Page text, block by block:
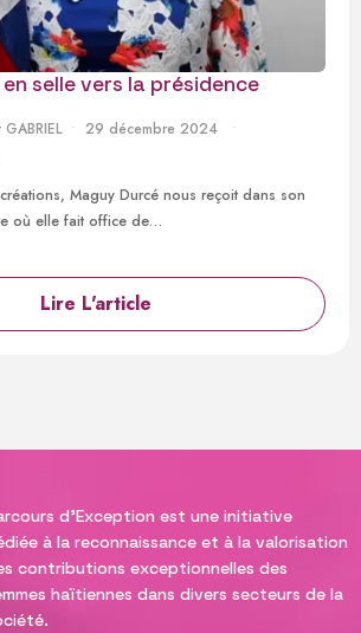
selle vers la présidence
29 décembre 2024
Maguy Durcé nous reçoit dans son
où elle fait office de…
Lire L'article
d'Exception est une initiative
à la reconnaissance et à la valorisation
contributions exceptionnelles des
haïtiennes dans divers secteurs de la